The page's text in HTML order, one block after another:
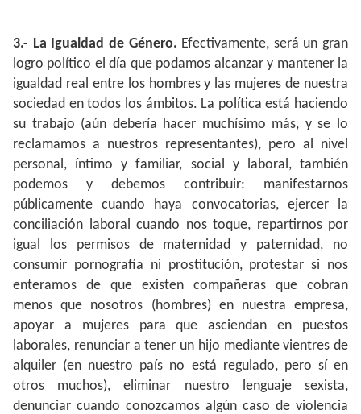
3.- La Igualdad de Género. Efectivamente, será un gran
logro político el día que podamos alcanzar y mantener la
igualdad real entre los hombres y las mujeres de nuestra
sociedad en todos los ámbitos. La política está haciendo
su trabajo (aún debería hacer muchísimo más, y se lo
reclamamos a nuestros representantes), pero al nivel
personal, íntimo y familiar, social y laboral, también
podemos y debemos contribuir: manifestarnos
públicamente cuando haya convocatorias, ejercer la
conciliación laboral cuando nos toque, repartirnos por
igual los permisos de maternidad y paternidad, no
consumir pornografía ni prostitución, protestar si nos
enteramos de que existen compañeras que cobran
menos que nosotros (hombres) en nuestra empresa,
apoyar a mujeres para que asciendan en puestos
laborales, renunciar a tener un hijo mediante vientres de
alquiler (en nuestro país no está regulado, pero sí en
otros muchos), eliminar nuestro lenguaje sexista,
denunciar cuando conozcamos algún caso de violencia